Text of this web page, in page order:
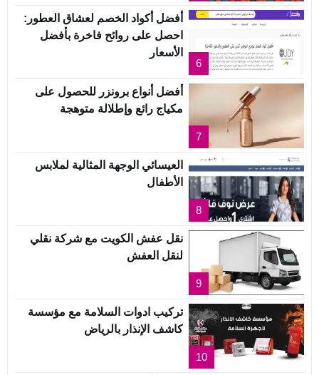
6
أفضل أكواد الخصم لعشاق العطور:
احصل على روائح فاخرة بأفضل
الأسعار
7
أفضل أنواع برونزر للحصول على
مكياج رائع وإطلالة متوهجة
8
العيسائي الوجهة المثالية لملابس
الأطفال
9
نقل عفش الكويت مع شركة نقلي
لنقل العفش
10
تركيب ادوات السلامة مع مؤسسة
كاشف الإنذار بالرياض